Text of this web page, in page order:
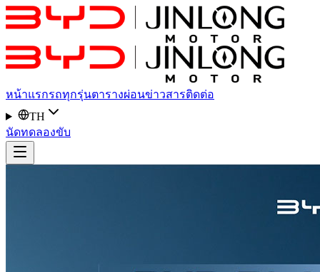
หน้าแรกรถทุกรุ่นตารางผ่อนข่าวสารติดต่อ
TH
นัดทดลองขับ